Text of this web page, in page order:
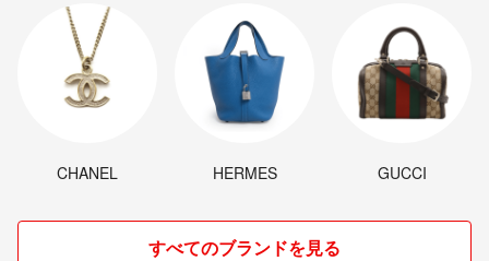
CHANEL HERMES GUCCI
すべてのブランドを見る